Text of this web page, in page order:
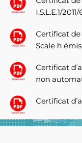
I.5.L.E.1/2011/
Certificat de
Scale h émis
Certificat
non
Certificat